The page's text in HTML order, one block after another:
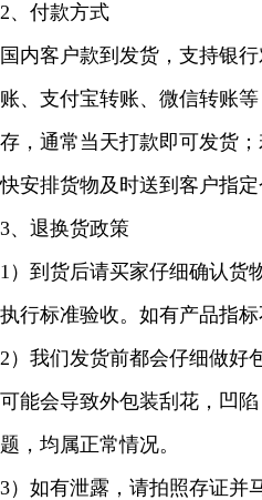
2、付款方式
国内客户款到发货，支持银
账、支付宝转账、微信转账
存，通常当天打款即可发货
快安排货物及时送到客户指定
3、退换货政策
1）到货后请买家仔细确认货
执行标准验收。如有产品指标
2）我们发货前都会仔细做好
可能会导致外包装刮花，凹
题，均属正常情况。
3）如有泄露，请拍照存证并